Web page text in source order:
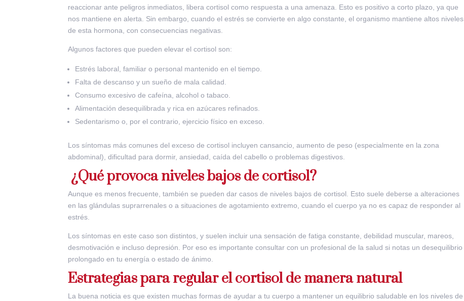
reaccionar ante peligros inmediatos, libera cortisol como respuesta a una amenaza. Esto es positivo a corto plazo, ya que
nos mantiene en alerta. Sin embargo, cuando el estrés se convierte en algo constante, el organismo mantiene altos niveles
de esta hormona, con consecuencias negativas.
Algunos factores que pueden elevar el cortisol son:
Estrés laboral, familiar o personal mantenido en el tiempo.
Falta de descanso y un sueño de mala calidad.
Consumo excesivo de cafeína, alcohol o tabaco.
Alimentación desequilibrada y rica en azúcares refinados.
Sedentarismo o, por el contrario, ejercicio físico en exceso.
Los síntomas más comunes del exceso de cortisol incluyen cansancio, aumento de peso (especialmente en la zona
abdominal), dificultad para dormir, ansiedad, caída del cabello o problemas digestivos.
¿Qué provoca niveles bajos de cortisol?
Aunque es menos frecuente, también se pueden dar casos de niveles bajos de cortisol. Esto suele deberse a alteraciones
en las glándulas suprarrenales o a situaciones de agotamiento extremo, cuando el cuerpo ya no es capaz de responder al
estrés.
Los síntomas en este caso son distintos, y suelen incluir una sensación de fatiga constante, debilidad muscular, mareos,
desmotivación e incluso depresión. Por eso es importante consultar con un profesional de la salud si notas un desequilibrio
prolongado en tu energía o estado de ánimo.
Estrategias para regular el cortisol de manera natural
La buena noticia es que existen muchas formas de ayudar a tu cuerpo a mantener un equilibrio saludable en los niveles de